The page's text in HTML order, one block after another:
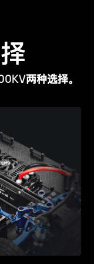
两种选择。